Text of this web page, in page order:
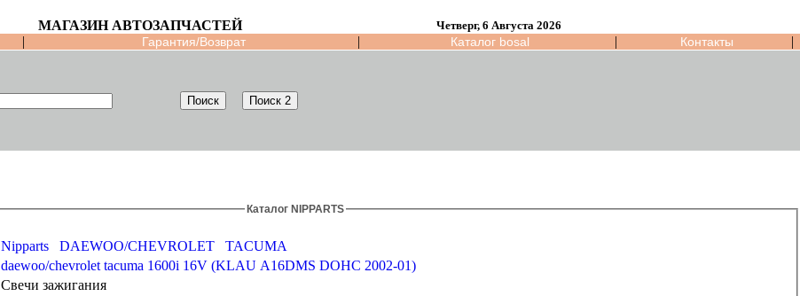
МАГАЗИН АВТОЗАПЧАСТЕЙ Четверг, 6 Августа 2026
| Гарантия/Возврат | Каталог bosal | Контакты |
Каталог NIPPARTS
Nipparts DAEWOO/CHEVROLET
TACUMA
daewoo/chevrolet tacuma 1600i 16V (KLAU A16DMS DOHC 2002-01)
Свечи зажигания